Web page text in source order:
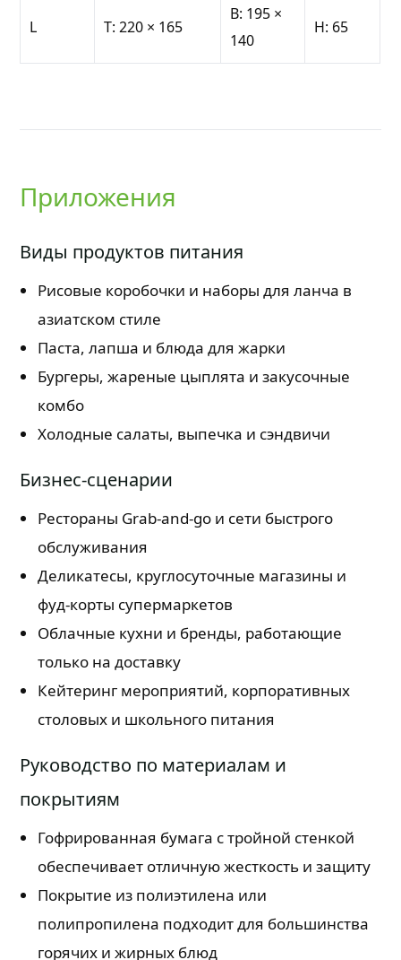
L T: 220 × 165
B: 195 ×
140
H: 65
Приложения
Виды продуктов питания
Рисовые коробочки и наборы для ланча в
азиатском стиле
Паста, лапша и блюда для жарки
Бургеры, жареные цыплята и закусочные
комбо
Холодные салаты, выпечка и сэндвичи
Бизнес-сценарии
Рестораны Grab-and-go и сети быстрого
обслуживания
Деликатесы, круглосуточные магазины и
фуд-корты супермаркетов
Облачные кухни и бренды, работающие
только на доставку
Кейтеринг мероприятий, корпоративных
столовых и школьного питания
Руководство по материалам и
покрытиям
Гофрированная бумага с тройной стенкой
обеспечивает отличную жесткость и защиту
Покрытие из полиэтилена или
полипропилена подходит для большинства
горячих и жирных блюд